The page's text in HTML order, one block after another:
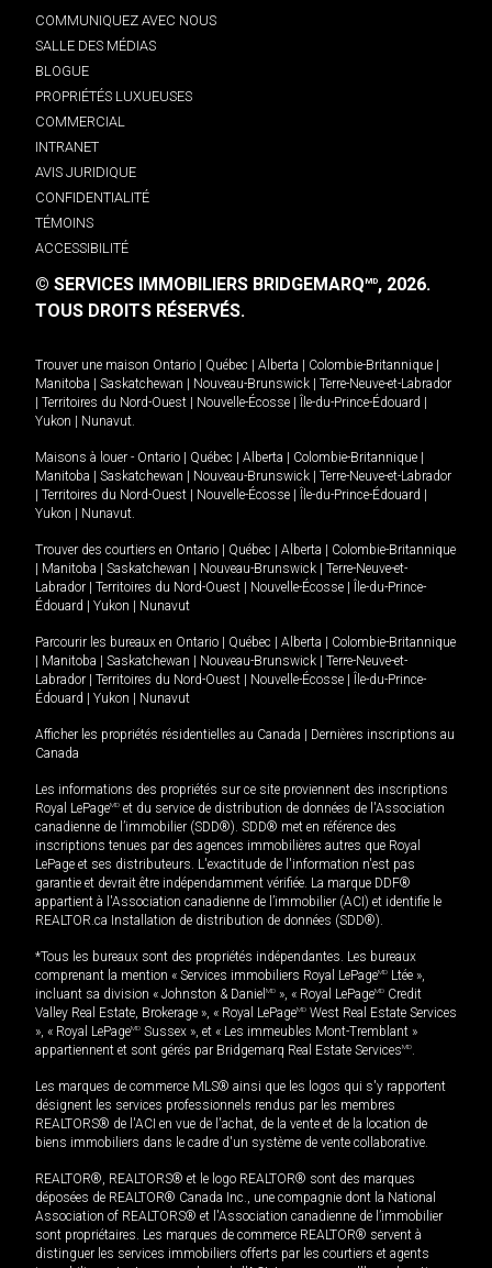
COMMUNIQUEZ AVEC NOUS
SALLE DES MÉDIAS
BLOGUE
PROPRIÉTÉS LUXUEUSES
COMMERCIAL
INTRANET
AVIS JURIDIQUE
CONFIDENTIALITÉ
TÉMOINS
ACCESSIBILITÉ
© SERVICES IMMOBILIERS BRIDGEMARQMD, 2026.
TOUS DROITS RÉSERVÉS.
Trouver une maison Ontario Québec Alberta Colombie-Britannique
Manitoba
Saskatchewan Nouveau-Brunswick
Terre-Neuve-et-Labrador
Territoires du Nord-Ouest Nouvelle-Écosse Île-du-Prince-Édouard
Yukon
Nunavut.
Maisons à louer - Ontario Québec Alberta Colombie-Britannique
Manitoba
Saskatchewan Nouveau-Brunswick
Terre-Neuve-et-Labrador
Territoires du Nord-Ouest Nouvelle-Écosse Île-du-Prince-Édouard
Yukon
Nunavut.
Trouver des courtiers en Ontario Québec Alberta
Colombie-Britannique
Manitoba Saskatchewan Nouveau-Brunswick
Terre-Neuve-et-
Labrador
Territoires du Nord-Ouest Nouvelle-Écosse
Île-du-Prince-
Édouard
Yukon Nunavut
Parcourir les bureaux en Ontario Québec Alberta
Colombie-Britannique
Manitoba Saskatchewan Nouveau-Brunswick
Terre-Neuve-et-
Labrador
Territoires du Nord-Ouest Nouvelle-Écosse
Île-du-Prince-
Édouard
Yukon Nunavut
Afficher les propriétés résidentielles au Canada
Dernières inscriptions au
Canada
Les informations des propriétés sur ce site proviennent des inscriptions
Royal LePageMD et du service de distribution de données de l'Association
canadienne de l’immobilier (SDD®). SDD® met en référence des
inscriptions tenues par des agences immobilières autres que Royal
LePage et ses distributeurs. L'exactitude de l'information n'est pas
garantie et devrait être indépendamment vérifiée. La marque DDF®
appartient à l'Association canadienne de l’immobilier (ACI) et identifie le
REALTOR.ca Installation de distribution de données (SDD®).
*Tous les bureaux sont des propriétés indépendantes. Les bureaux
comprenant la mention « Services immobiliers Royal LePageMD Ltée »,
incluant sa division « Johnston & Daniel MD », « Royal LePageMD Credit
Valley Real Estate, Brokerage », « Royal LePageMD West Real Estate Services
», « Royal LePageMD Sussex », et « Les immeubles Mont-Tremblant »
appartiennent et sont gérés par Bridgemarq Real Estate ServicesMD.
Les marques de commerce MLS® ainsi que les logos qui s'y rapportent
désignent les services professionnels rendus par les membres
REALTORS® de l'ACI en vue de l'achat, de la vente et de la location de
biens immobiliers dans le cadre d'un système de vente collaborative.
REALTOR®, REALTORS® et le logo REALTOR® sont des marques
déposées de REALTOR® Canada Inc., une compagnie dont la National
Association of REALTORS® et l'Association canadienne de l’immobilier
sont propriétaires. Les marques de commerce REALTOR® servent à
distinguer les services immobiliers offerts par les courtiers et agents